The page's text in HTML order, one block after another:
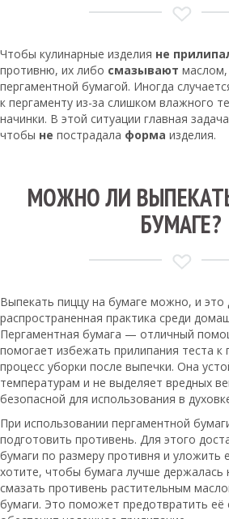
Чтобы кулинарные изделия не
противню, их либо смазывают
пергаментной бумагой. Иногда
к пергаменту из-за слишком влажного
начинки. В этой ситуации главная
чтобы не пострадала форма изделия.
МОЖНО ЛИ
БУМАГЕ?
Выпекать пиццу на бумаге можно, и это
распространенная практика среди
Пергаментная бумага — отличный
помогает избежать прилипания теста к
процесс уборки после выпечки. Она
температурам и не выделяет вредных
безопасной для использования в
При использовании пергаментной
подготовить противень. Для этого
бумаги по размеру противня и уложить
хотите, чтобы бумага лучше держалась
смазать противень растительным
бумаги. Это поможет предотвратить её